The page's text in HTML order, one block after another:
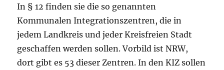
In § 12 finden sie die so genannten
Kommunalen Integrationszentren, die in
jedem Landkreis und jeder Kreisfreien Stadt
geschaffen werden sollen. Vorbild ist NRW,
dort gibt es 53 dieser Zentren. In den KIZ sollen